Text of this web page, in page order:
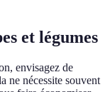
et légumes
envisagez de
ne nécessite souvent